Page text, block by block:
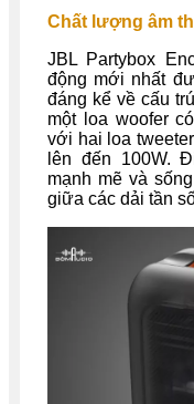
Chất lượng âm
JBL Partybox
động mới nhất
đáng kể về cấu
một loa woofer
với hai loa
lên đến 100W.
mạnh mẽ và
giữa các dải tần